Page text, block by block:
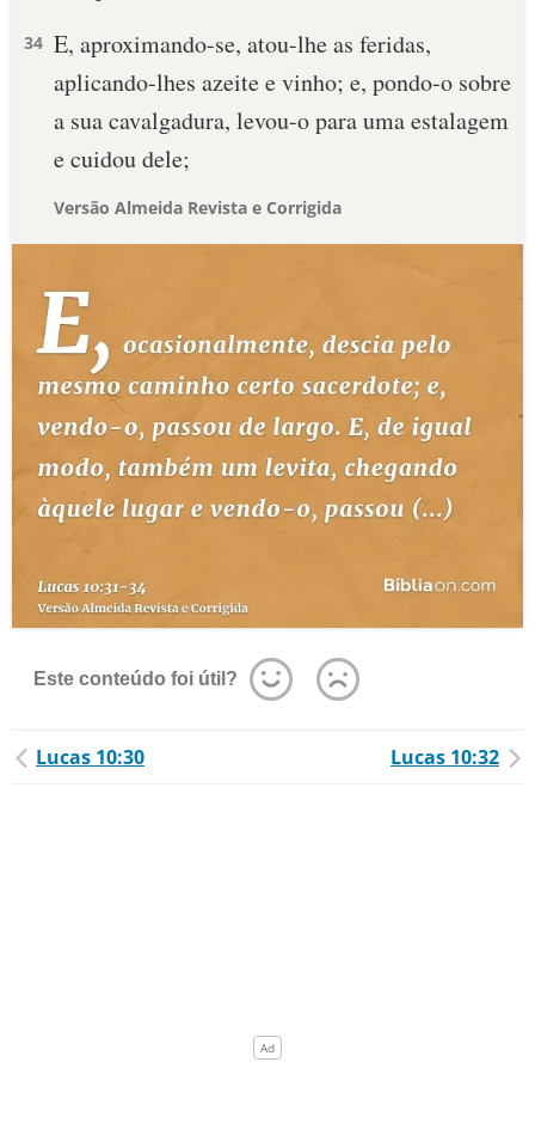
34 E, aproximando-se, atou-lhe as feridas,
aplicando-lhes azeite e vinho; e, pondo-o sobre
a sua cavalgadura, levou-o para uma estalagem
e cuidou dele;
Versão Almeida Revista e Corrigida
Este conteúdo foi útil?
Lucas 10:30 Lucas 10:32